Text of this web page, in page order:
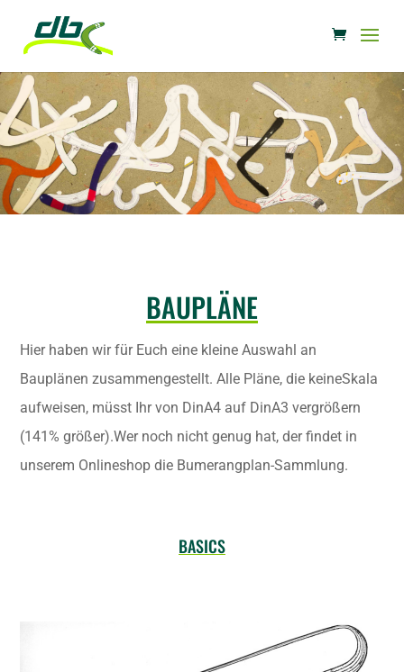
BAUPLÄNE
Hier haben wir für Euch eine kleine Auswahl an
Bauplänen zusammengestellt. Alle Pläne, die keineSkala
aufweisen, müsst Ihr von DinA4 auf DinA3 vergrößern
(141% größer).Wer noch nicht genug hat, der findet in
unserem Onlineshop die Bumerangplan-Sammlung.
BASICS